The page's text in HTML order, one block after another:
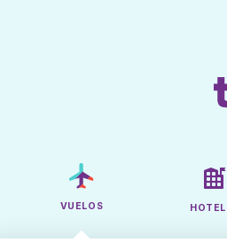
VUELOS